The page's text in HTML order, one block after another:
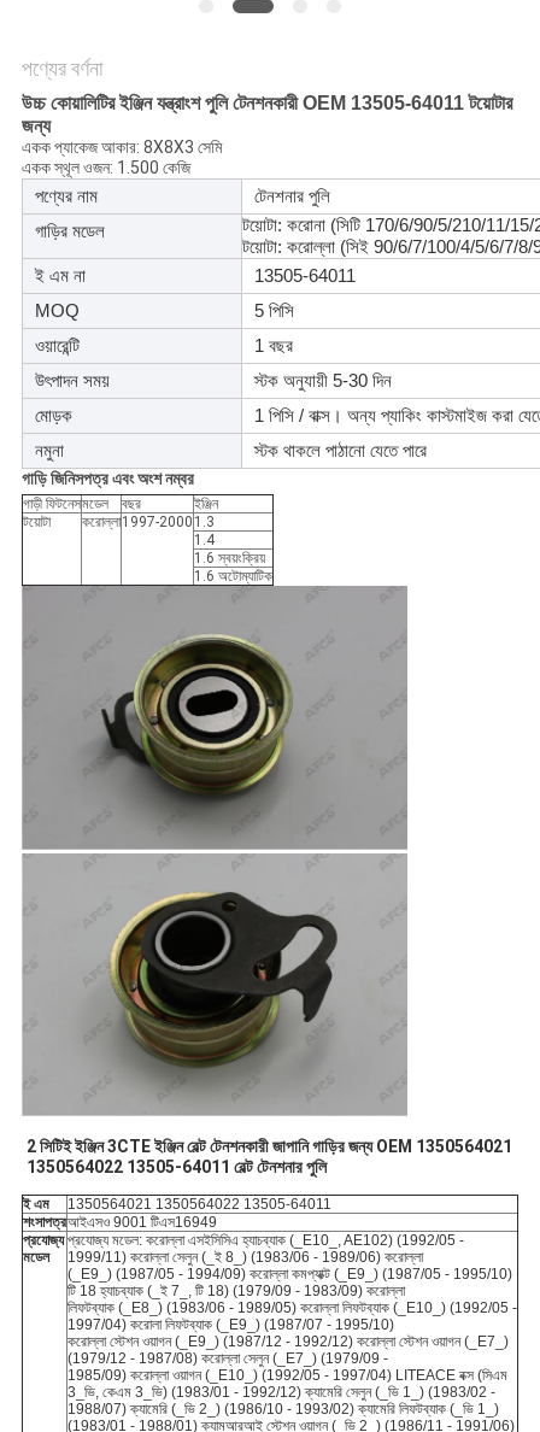
গোপনীয়তা
নীতি
পণ্যের বর্ণনা
উচ্চ কোয়ালিটির ইঞ্জিন যন্ত্রাংশ পুলি টেনশনকারী OEM 13505-64011 টয়োটার
জন্য
একক প্যাকেজ আকার: 8X8X3 সেমি
একক স্থূল ওজন: 1.500 কেজি
পণ্যের নাম
টেনশনার পুলি
গাড়ির মডেল
টয়োটা: করোনা (সিটি 170/6/90/5/210/11/
টয়োটা: করোল্লা (সিই 90/6/7/100/4/5/6/7/
ই এম না
13505-64011
MOQ
5 পিসি
ওয়ারেন্টি
1 বছর
উৎপাদন সময়
স্টক অনুযায়ী 5-30 দিন
মোড়ক
1 পিসি / বাক্স। অন্য প্যাকিং কাস্টমাইজ করা
নমুনা
স্টক থাকলে পাঠানো যেতে পারে
গাড়িজিনিসপত্র এবং অংশ নম্বর
গাড়ী ফিটনেসমডেল বছর
ইঞ্জিন
টয়োটা
করোল্লা1997-2000 1.3
1.4
1.6 স্বয়ংক্রিয়
1.6 অটোম্যাটিক
2 সিটিই ইঞ্জিন 3CTE ইঞ্জিন বেল্ট টেনশনকারী জাপানি গাড়ির জন্য OEM 1350564021
1350564022 13505-64011 বেল্ট টেনশনার পুলি
ই এম
1350564021 1350564022 13505-64011
শংসাপত্রআইএসও 9001 টিএস16949
প্রযোজ্য
মডেল
প্রযোজ্য মডেল: করোল্লা এসইসিসিএ হ্যাচব্যাক (_E10_, AE102) (1992/05 -
1999/11) করোল্লা সেলুন (_ই 8_) (1983/06 - 1989/06) করোল্লা
(_E9_) (1987/05 - 1994/09) করোল্লা কমপ্যাক্ট (_E9_) (1987/05 - 1995/10)
টি 18 হ্যাচব্যাক (_ই 7_, টি 18) (1979/09 - 1983/09) করোল্লা
লিফটব্যাক (_E8_) (1983/06 - 1989/05) করোল্লা লিফটব্যাক (_E10_) (1992/05 -
1997/04) করোলা লিফটব্যাক (_E9_) (1987/07 - 1995/10)
করোল্লা স্টেশন ওয়াগন (_E9_) (1987/12 - 1992/12) করোল্লা স্টেশন ওয়াগন (_E7_)
(1979/12 - 1987/08) করোল্লা সেলুন (_E7_) (1979/09 -
1985/09) করোল্লা ওয়াগন (_E10_) (1992/05 - 1997/04) LITEACE বক্স (সিএম
3_ভি, কেএম 3_ভি) (1983/01 - 1992/12) ক্যামেরি সেলুন (_ভি 1_) (1983/02 -
1988/07) ক্যামেরি (_ভি 2_) (1986/10 - 1993/02) ক্যামেরি লিফটব্যাক (_ভি 1_)
(1983/01 - 1988/01) ক্যামআরআই স্টেশন ওয়াগন (_ভি 2_) (1986/11 - 1991/06)